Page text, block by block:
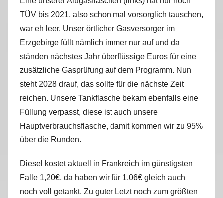
TÜV bis 2021, also schon mal vorsorglich tauschen,
war eh leer. Unser örtlicher Gasversorger im
Erzgebirge füllt nämlich immer nur auf und da
ständen nächstes Jahr überflüssige Euros für eine
zusätzliche Gasprüfung auf dem Programm. Nun
steht 2028 drauf, das sollte für die nächste Zeit
reichen. Unsere Tankflasche bekam ebenfalls eine
Füllung verpasst, diese ist auch unsere
Hauptverbrauchsflasche, damit kommen wir zu 95%
über die Runden.
Diesel kostet aktuell in Frankreich im günstigsten
Falle 1,20€, da haben wir für 1,06€ gleich auch
noch voll getankt. Zu guter Letzt noch zum größten